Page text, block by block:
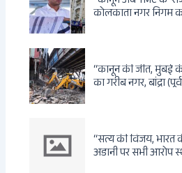
कोलकाता नगर निगम
वंशवाद के भ्रष्टाचार
“कानून की जीत, मुंबई
का गरीब नगर, बांद्रा
“सत्य की विजय, भारत
अडानी पर सभी आरोप